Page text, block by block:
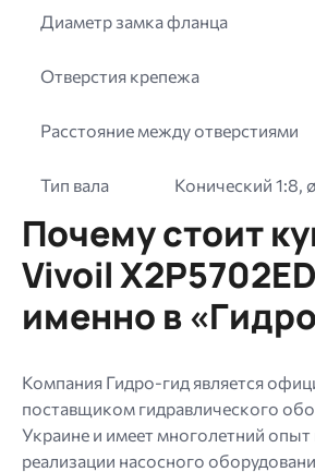
Диаметр замка фланца
Отверстия крепежа
Расстояние между отверстиями
Тип вала Конический 1:8,
Почему стоит
Vivoil
именно в
Компания Гидро-гид является
поставщиком гидравлического
Украине и имеет многолетний
реализации насосного